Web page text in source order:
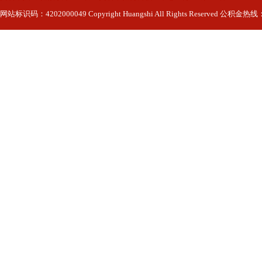
网站标识码：4202000049 Copyright Huangshi All Rights Reserved 公积金热